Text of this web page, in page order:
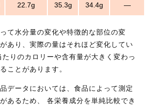
22.7g 35.3g 34.4g ―
て水分量の変化や特徴的な部位の変
あり、実際の量はそれほど変化してい
りのカロリーや含有量が大きく変わっ
ことがあります。
データにおいては、食品によって測定
あるため、 各栄養成分を単純比較でき